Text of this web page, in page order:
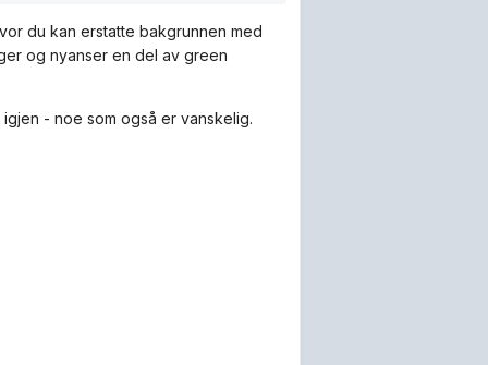
du kan erstatte bakgrunnen med
og nyanser en del av green
- noe som også er vanskelig.